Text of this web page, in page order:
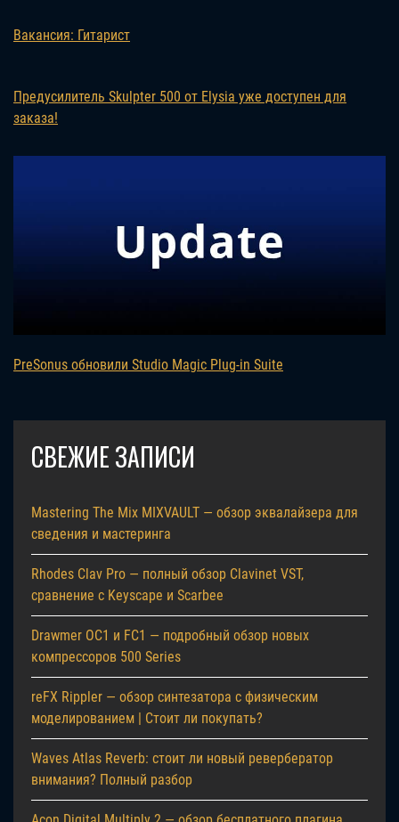
Вакансия: Гитарист
Предусилитель Skulpter 500 от Elysia уже доступен для
заказа!
PreSonus обновили Studio Magic Plug-in Suite
СВЕЖИЕ ЗАПИСИ
Mastering The Mix MIXVAULT — обзор эквалайзера для
сведения и мастеринга
Rhodes Clav Pro — полный обзор Clavinet VST,
сравнение с Keyscape и Scarbee
Drawmer OC1 и FC1 — подробный обзор новых
компрессоров 500 Series
reFX Rippler — обзор синтезатора с физическим
моделированием | Стоит ли покупать?
Waves Atlas Reverb: стоит ли новый ревербератор
внимания? Полный разбор